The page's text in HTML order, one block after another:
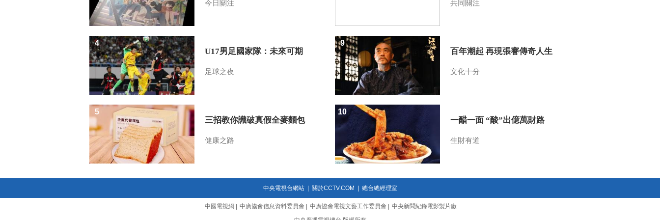
今日關注
U17男足國家隊：未來可期
足球之夜
4
三招教你識破真假全麥麵包
健康之路
5
共同關注
百年潮起 再現張謇傳奇人生
文化十分
9
一醋一面 “酸”出億萬財路
生財有道
10
中央電視台網站| 關於CCTV.COM | 總台總經理室
中國電視網 | 中廣協會信息資料委員會 | 中廣協會電視文藝工作委員會 | 中央新聞紀錄電影製片廠